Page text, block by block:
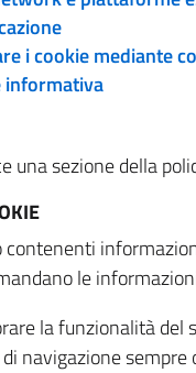
i cookie mediante
informativa
una sezione della
contenenti
le
la funzionalità
navigazione sempre